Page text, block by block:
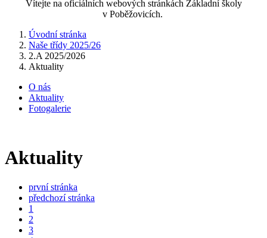
Vítejte na oficiálních webových stránkách Základní školy
v Poběžovicích.
Úvodní stránka
Naše třídy 2025/26
2.A 2025/2026
Aktuality
O nás
Aktuality
Fotogalerie
Aktuality
první stránka
předchozí stránka
1
2
3